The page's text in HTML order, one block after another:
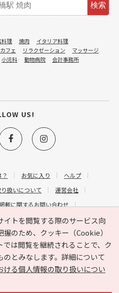
イトを閲覧する際のサービス向
のため、クッキー（Cookie）
は閲覧を継続されることで、ク
のとみなします。詳細について
ける個人情報の取り扱いについ
お気に入り
ヘルプ
扱いについて
運営会社
載に関するお問い合わせ
関するお問い合わせ
検索
料理 焼肉
イタリア料理
フェ リラクゼーション
マッサージ
小児科 動物病院
会計事務所
US!
All Rights Reserved.